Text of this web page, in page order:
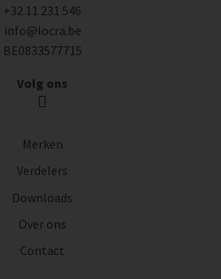
+32 11 231 546
info@locra.be
BE0833577715
Volg ons
Merken
Verdelers
Downloads
Over ons
Contact